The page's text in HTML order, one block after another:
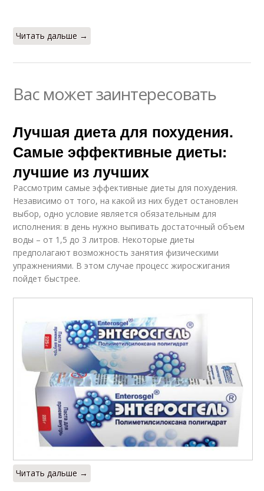
Читать дальше →
Вас может заинтересовать
Лучшая диета для похудения.
Самые эффективные диеты:
лучшие из лучших
Рассмотрим самые эффективные диеты для похудения.
Независимо от того, на какой из них будет остановлен
выбор, одно условие является обязательным для
исполнения: в день нужно выпивать достаточный объем
воды – от 1,5 до 3 литров. Некоторые диеты
предполагают возможность занятия физическими
упражнениями. В этом случае процесс жиросжигания
пойдет быстрее.
Читать дальше →